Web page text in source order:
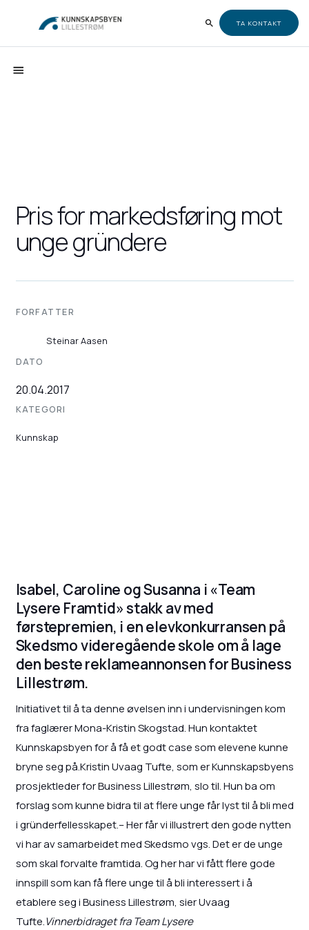
TA KONTAKT
Pris for markedsføring mot
unge gründere
FORFATTER
Steinar Aasen
DATO
20.04.2017
KATEGORI
Kunnskap
Isabel, Caroline og Susanna i «Team
Lysere Framtid» stakk av med
førstepremien, i en elevkonkurransen på
Skedsmo videregående skole om å lage
den beste reklameannonsen for Business
Lillestrøm.
Initiativet til å ta denne øvelsen inn i undervisningen kom
fra faglærer Mona-Kristin Skogstad. Hun kontaktet
Kunnskapsbyen for å få et godt case som elevene kunne
bryne seg på.Kristin Uvaag Tufte, som er Kunnskapsbyens
prosjektleder for Business Lillestrøm, slo til. Hun ba om
forslag som kunne bidra til at flere unge får lyst til å bli med
i gründerfellesskapet.– Her får vi illustrert den gode nytten
vi har av samarbeidet med Skedsmo vgs. Det er de unge
som skal forvalte framtida. Og her har vi fått flere gode
innspill som kan få flere unge til å bli interessert i å
etablere seg i Business Lillestrøm, sier Uvaag
Tufte.Vinnerbidraget fra Team Lysere